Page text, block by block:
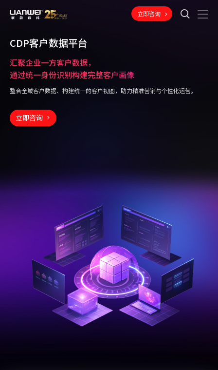
立即咨询
CDP客户数据平台
汇聚企业一方客户数据，
通过统一身份识别构建完整客户画像
整合全域客户数据、构建统一的客户视图，助力精准营销与个性化运营。
立即咨询